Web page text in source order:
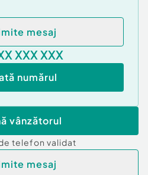
mesaj
XXX XXX
numărul
vânzătorul
telefon validat
mesaj